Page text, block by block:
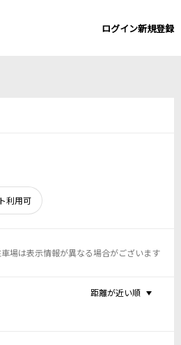
ログイン新規登録
利用可
場は表示情報が異なる場合がございます
距離が近い順